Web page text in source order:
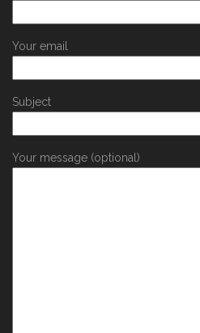
Your email
Subject
Your message (optional)